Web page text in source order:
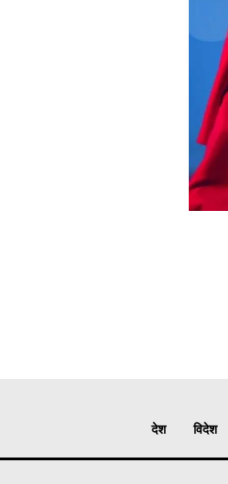
देश विदेश